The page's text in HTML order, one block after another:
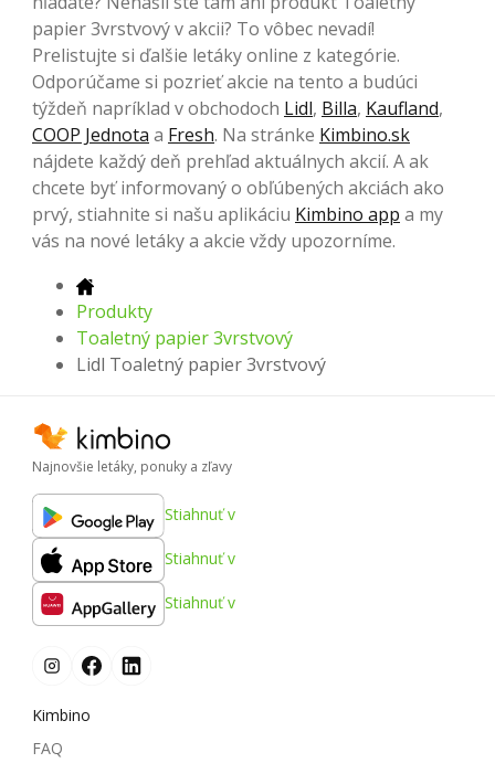
papier 3vrstvový v akcii? To vôbec nevadí!
Prelistujte si ďalšie letáky online z kategórie.
Odporúčame si pozrieť akcie na tento a budúci
týždeň napríklad v obchodoch Lidl, Billa, Kaufland,
COOP Jednota a Fresh. Na stránke Kimbino.sk
nájdete každý deň prehľad aktuálnych akcií. A ak
chcete byť informovaný o obľúbených akciách ako
prvý, stiahnite si našu aplikáciu Kimbino app a my
vás na nové letáky a akcie vždy upozorníme.
Produkty
Toaletný papier 3vrstvový
Lidl Toaletný papier 3vrstvový
Najnovšie letáky, ponuky a zľavy
Stiahnuť v
Stiahnuť v
Stiahnuť v
Kimbino
FAQ